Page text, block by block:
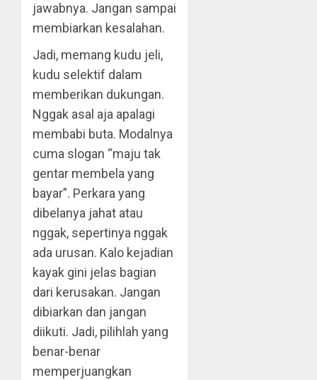
jawabnya. Jangan sampai
membiarkan kesalahan.
Jadi, memang kudu jeli,
kudu selektif dalam
memberikan dukungan.
Nggak asal aja apalagi
membabi buta. Modalnya
cuma slogan “maju tak
gentar membela yang
bayar”. Perkara yang
dibelanya jahat atau
nggak, sepertinya nggak
ada urusan. Kalo kejadian
kayak gini jelas bagian
dari kerusakan. Jangan
dibiarkan dan jangan
diikuti. Jadi, pilihlah yang
benar-benar
memperjuangkan